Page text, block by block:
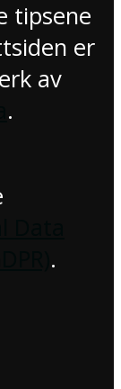
tipsene
er
av
.
.